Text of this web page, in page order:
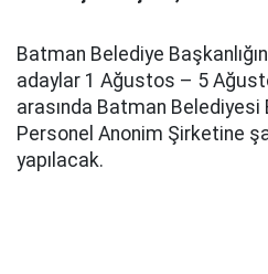
Batman Belediye
adaylar 1 Ağustos – 5
arasında Batman Belediyesi
Personel Anonim Şirketine
yapılacak.